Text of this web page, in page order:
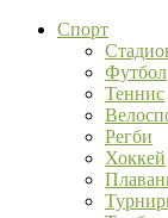
Спорт
Футбол
Теннис
Регби
Хоккей